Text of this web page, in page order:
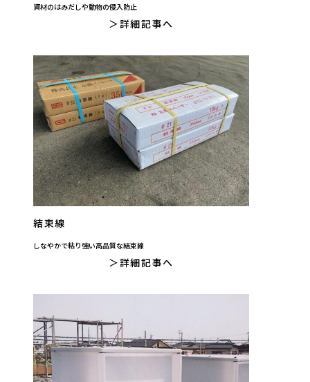
資材のはみだしや動物の侵入防止
詳細記事へ
結束線
しなやかで粘り強い高品質な結束線
詳細記事へ